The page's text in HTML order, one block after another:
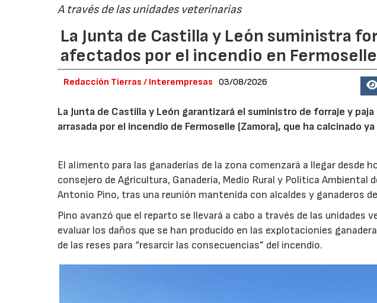
A través de las unidades veterinarias
La Junta de Castilla y León suministra
afectados por el incendio en
Redacción Tierras / Interempresas 03/08/2026
La Junta de Castilla y León garantizará el suministro de forraje y
arrasada por el incendio de Fermoselle (Zamora), que ha calcinado
El alimento para las ganaderías de la zona comenzará a llegar desde
consejero de Agricultura, Ganadería, Medio Rural y Política Ambiental
Antonio Pino, tras una reunión mantenida con alcaldes y ganaderos
Pino avanzó que el reparto se llevará a cabo a través de las unidades
evaluar los daños que se han producido en las explotacionies
de las reses para “resarcir las consecuencias” del incendio.